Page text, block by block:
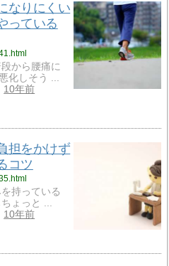
なりにくい
っている
から腰痛に
化しそう ...
10年前
担をかけず
コツ
持っている
ょっと ...
10年前